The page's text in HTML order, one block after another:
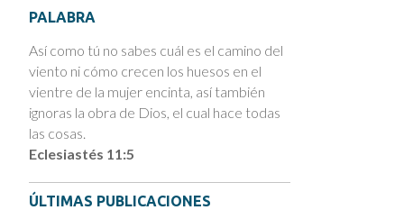
PALABRA
Así como tú no sabes cuál es el camino del
viento ni cómo crecen los huesos en el
vientre de la mujer encinta, así también
ignoras la obra de Dios, el cual hace todas
las cosas.
Eclesiastés 11:5
ÚLTIMAS PUBLICACIONES